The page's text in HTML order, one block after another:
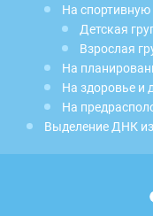
На спортивную
Детская
Взрослая
На
На здоровье и
На
Выделение ДНК